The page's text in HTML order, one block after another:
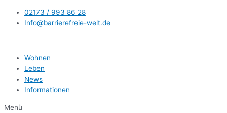
Inhalt
springen
02173 / 993 86 28
Info@barrierefreie-welt.de
Wohnen
Leben
News
Informationen
Menü